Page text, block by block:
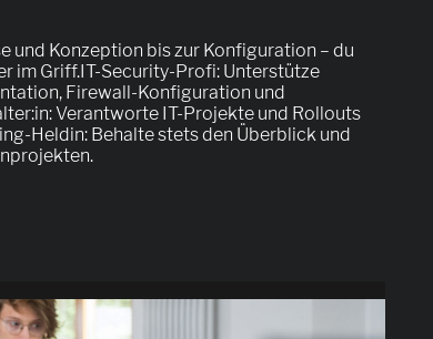
und Konzeption bis zur Konfiguration – du
im Griff.IT-Security-Profi: Unterstütze
Firewall-Konfiguration und
Verantworte IT-Projekte und Rollouts
Heldin: Behalte stets den Überblick und